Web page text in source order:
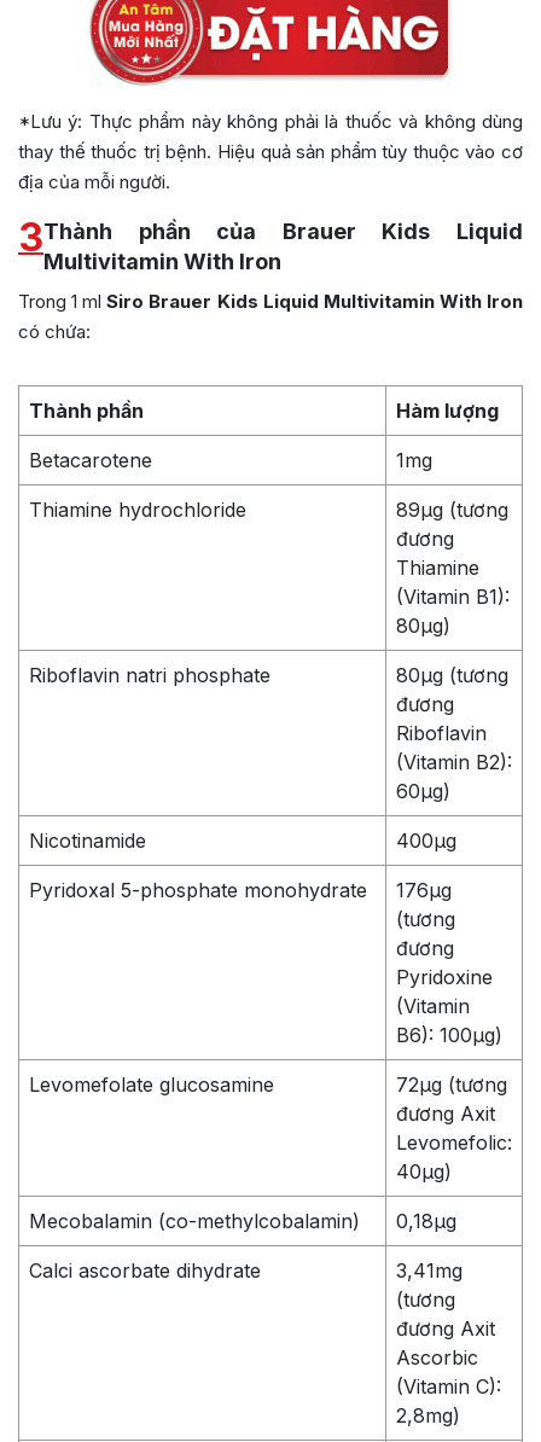
*Lưu ý: Thực phẩm này không phải là thuốc và không dùng
thay thế thuốc trị bệnh. Hiệu quả sản phẩm tùy thuộc vào cơ
địa của mỗi người.
3Thành phần của Brauer Kids Liquid
Multivitamin With Iron
Trong 1 mlSiro Brauer Kids Liquid Multivitamin With Iron
có chứa:
Thành phần Hàm lượng
Betacarotene 1mg
Thiamine hydrochloride
89µg (tương
đương
Thiamine
(Vitamin B1):
80µg)
Riboflavin natri phosphate
80µg (tương
đương
Riboflavin
(Vitamin B2):
60µg)
Nicotinamide 400µg
Pyridoxal 5-phosphate monohydrate
176µg
(tương
đương
Pyridoxine
(Vitamin
B6): 100µg)
Levomefolate glucosamine
72µg (tương
đương Axit
Levomefolic:
40µg)
Mecobalamin (co-methylcobalamin) 0,18µg
Calci ascorbate dihydrate
3,41mg
(tương
đương Axit
Ascorbic
(Vitamin C):
2,8mg)